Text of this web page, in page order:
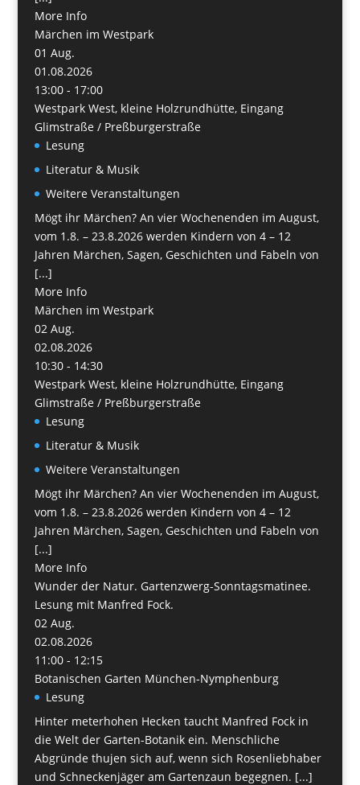
More Info
Märchen im Westpark
01 Aug.
01.08.2026
13:00 - 17:00
Westpark West, kleine Holzrundhütte, Eingang
Glimstraße / Preßburgerstraße
Lesung
Literatur & Musik
Weitere Veranstaltungen
Mögt ihr Märchen? An vier Wochenenden im August,
vom 1.8. – 23.8.2026 werden Kindern von 4 – 12
Jahren Märchen, Sagen, Geschichten und Fabeln von
[...]
More Info
Märchen im Westpark
02 Aug.
02.08.2026
10:30 - 14:30
Westpark West, kleine Holzrundhütte, Eingang
Glimstraße / Preßburgerstraße
Lesung
Literatur & Musik
Weitere Veranstaltungen
Mögt ihr Märchen? An vier Wochenenden im August,
vom 1.8. – 23.8.2026 werden Kindern von 4 – 12
Jahren Märchen, Sagen, Geschichten und Fabeln von
[...]
More Info
Wunder der Natur. Gartenzwerg-Sonntagsmatinee.
Lesung mit Manfred Fock.
02 Aug.
02.08.2026
11:00 - 12:15
Botanischen Garten München-Nymphenburg
Lesung
Hinter meterhohen Hecken taucht Manfred Fock in
die Welt der Garten-Botanik ein. Menschliche
Abgründe thujen sich auf, wenn sich Rosenliebhaber
und Schneckenjäger am Gartenzaun begegnen. [...]